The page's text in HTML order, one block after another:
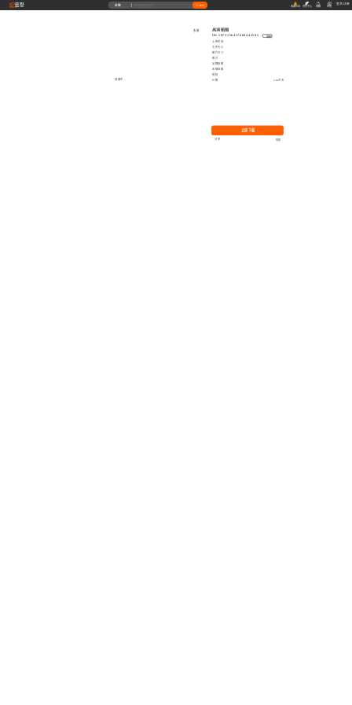
藝墅 全部 搜索 收藏本站 创作中心 收藏 充值
登录 |注册
加载中...
收藏 高清贴图
ID: 1973156417669443585 复制
上传时间
文件大小
图片尺寸
格式
品牌贴图
无缝贴图
授权
价格 0.00艺币
立即下载
分享 举报